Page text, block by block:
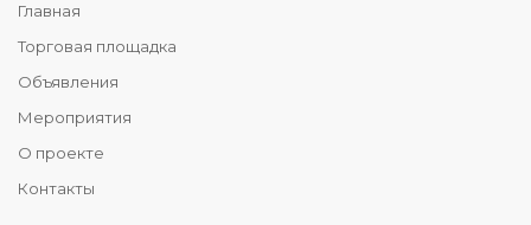
Главная
Торговая площадка
Объявления
Мероприятия
О проекте
Контакты